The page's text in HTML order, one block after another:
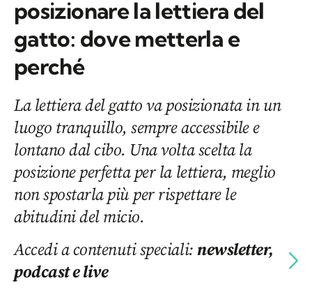
posizionare la lettiera del
gatto: dove metterla e
perché
La lettiera del gatto va posizionata in un
luogo tranquillo, sempre accessibile e
lontano dal cibo. Una volta scelta la
posizione perfetta per la lettiera, meglio
non spostarla più per rispettare le
abitudini del micio.
Accedi a contenuti speciali:newsletter,
podcast e live